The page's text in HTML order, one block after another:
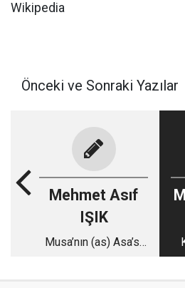
Wikipedia
Önceki ve Sonraki Yazılar
Mehmet Asıf
IŞIK
Musa’nın (as) Asa’sı